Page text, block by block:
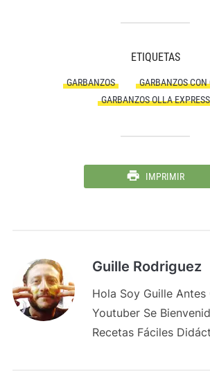
ETIQUETAS
GARBANZOS
GARBANZOS
GARBANZOS OLLA EXPRESS
IMPRIMIR
Guille Rodriguez
Hola Soy Guille
Youtuber Se
Recetas Fáciles